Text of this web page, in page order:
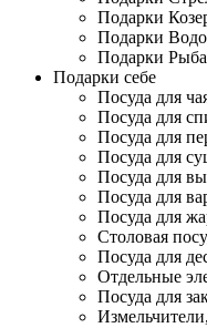
Подарки
Подарки
Подарки
Подарки себе
Посуда для
Посуда для
Посуда для
Посуда для
Посуда для
Посуда для
Посуда для
Столовая
Посуда для
Отдельные
Посуда для